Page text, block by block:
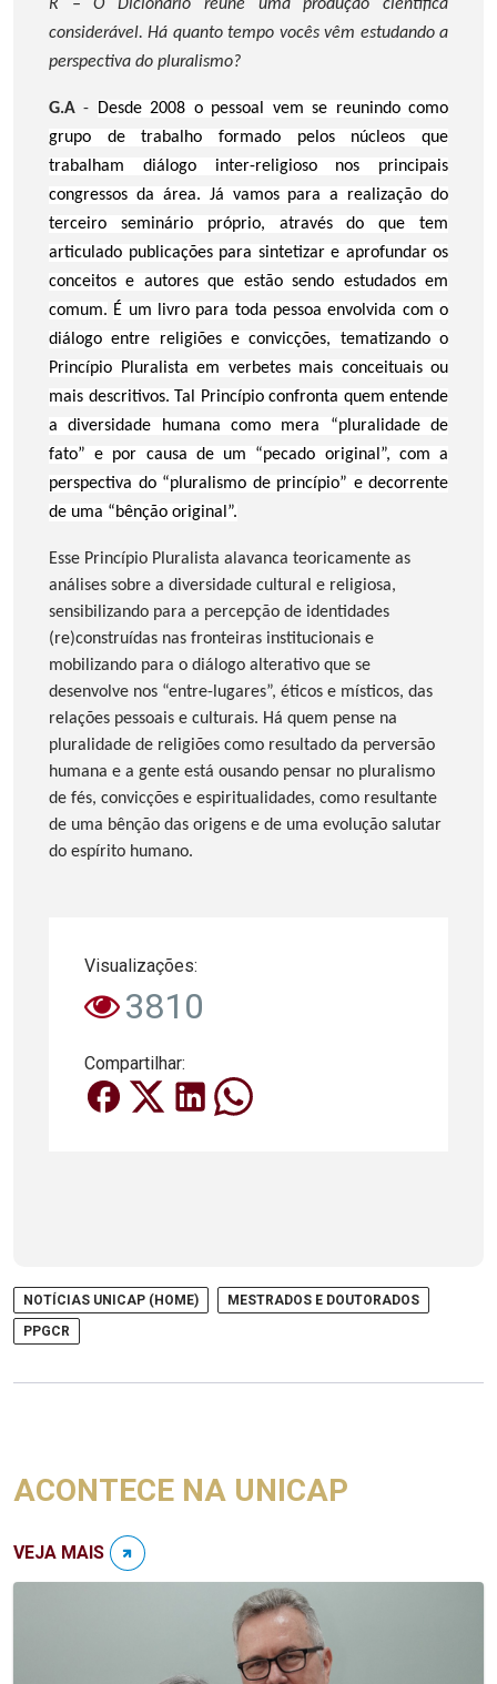
R – O Dicionário reúne uma produção científica
considerável. Há quanto tempo vocês vêm estudando a
perspectiva do pluralismo?
G.A-
Desde 2008 o pessoal vem se reunindo como
grupo de trabalho formado pelos núcleos que
trabalham diálogo inter-religioso nos principais
congressos da área. Já vamos para a realização do
terceiro seminário próprio, através do que tem
articulado publicações para sintetizar e aprofundar os
conceitos e autores que estão sendo estudados em
comum. É um livro para toda pessoa envolvida com o
diálogo entre religiões e convicções, tematizando o
Princípio Pluralista em verbetes mais conceituais ou
mais descritivos. Tal Princípio confronta quem entende
a diversidade humana como mera “pluralidade de
fato” e por causa de um “pecado original”, com a
perspectiva do “pluralismo de princípio” e decorrente
de uma “bênção original”.
Esse Princípio Pluralista alavanca teoricamente as
análises sobre a diversidade cultural e religiosa,
sensibilizando para a percepção de identidades
(re)construídas nas fronteiras institucionais e
mobilizando para o diálogo alterativo que se
desenvolve nos “entre-lugares”, éticos e místicos, das
relações pessoais e culturais. Há quem pense na
pluralidade de religiões como resultado da perversão
humana e a gente está ousando pensar no pluralismo
de fés, convicções e espiritualidades, como resultante
de uma bênção das origens e de uma evolução salutar
do espírito humano.
Visualizações:
3810
Compartilhar:
NOTÍCIAS UNICAP (HOME)
MESTRADOS E DOUTORADOS
PPGCR
ACONTECE NA UNICAP
VEJA MAIS